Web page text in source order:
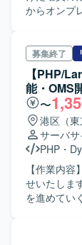
望ましいです。 【ポジションの魅力】 自動
経験を積む
ネイティブ
リティサー
【開発環境
ックエンド
上で
ョンとして
からオンプ
びSSRの
体テスト
で対応して
じて、基本
同席をお願いする
ントエンド
チアップに
ます。チー
ンを取り
【ポジショ
からオンプ
大といっ
募集終了
【PHP/
能・OMS
〜
港区（東
サーバ
PHP ・
【作業内
せいたしま
を進めてい
るECサイ